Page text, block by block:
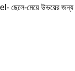
মেয়ে উভয়ের জন্য।✨